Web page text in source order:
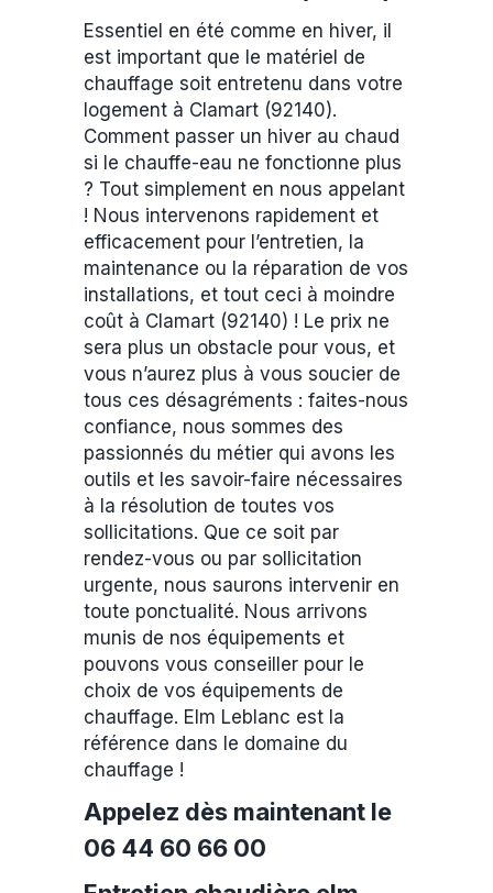
Essentiel en été comme en hiver, il
est important que le matériel de
chauffage soit entretenu dans votre
logement à Clamart (92140).
Comment passer un hiver au chaud
si le chauffe-eau ne fonctionne plus
? Tout simplement en nous appelant
! Nous intervenons rapidement et
efficacement pour l’entretien, la
maintenance ou la réparation de vos
installations, et tout ceci à moindre
coût à Clamart (92140) ! Le prix ne
sera plus un obstacle pour vous, et
vous n’aurez plus à vous soucier de
tous ces désagréments : faites-nous
confiance, nous sommes des
passionnés du métier qui avons les
outils et les savoir-faire nécessaires
à la résolution de toutes vos
sollicitations. Que ce soit par
rendez-vous ou par sollicitation
urgente, nous saurons intervenir en
toute ponctualité. Nous arrivons
munis de nos équipements et
pouvons vous conseiller pour le
choix de vos équipements de
chauffage. Elm Leblanc est la
référence dans le domaine du
chauffage !
Appelez dès maintenant le
06 44 60 66 00